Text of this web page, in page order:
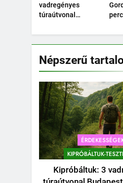
vadregényes
túraútvonal
közelében, amihez
nem kell autó.
10
Népszerű
KIPRÓBÁLTUK-
Kipróbáltuk: 3